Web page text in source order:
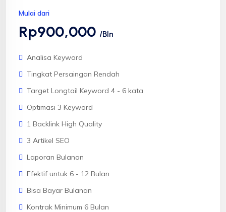
Mulai dari
Rp900,000 /Bln
Analisa Keyword
Tingkat Persaingan Rendah
Target Longtail Keyword 4 - 6 kata
Optimasi 3 Keyword
1 Backlink High Quality
3 Artikel SEO
Laporan Bulanan
Efektif untuk 6 - 12 Bulan
Bisa Bayar Bulanan
Kontrak Minimum 6 Bulan